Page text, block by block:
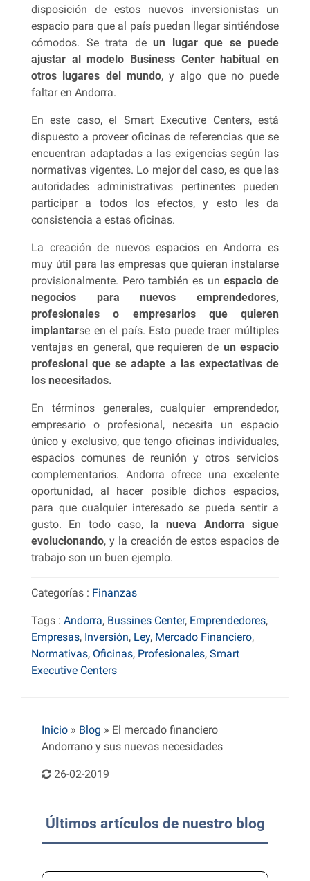
disposición de estos nuevos inversionistas un
espacio para que al país puedan llegar sintiéndose
cómodos. Se trata deun lugar que se puede
ajustar al modelo Business Center habitual en
otros lugares del mundo, y algo que no puede
faltar en Andorra.
En este caso, el Smart Executive Centers, está
dispuesto a proveer oficinas de referencias que se
encuentran adaptadas a las exigencias según las
normativas vigentes. Lo mejor del caso, es que las
autoridades administrativas pertinentes pueden
participar a todos los efectos, y esto les da
consistencia a estas oficinas.
La creación de nuevos espacios en Andorra es
muy útil para las empresas que quieran instalarse
provisionalmente. Pero también es unespacio de
negocios para nuevos emprendedores,
profesionales o empresarios que quieren
implantarse en el país. Esto puede traer múltiples
ventajas en general, que requieren de un espacio
profesional que se adapte a las expectativas de
los necesitados.
En términos generales, cualquier emprendedor,
empresario o profesional, necesita un espacio
único y exclusivo, que tengo oficinas individuales,
espacios comunes de reunión y otros servicios
complementarios. Andorra ofrece una excelente
oportunidad, al hacer posible dichos espacios,
para que cualquier interesado se pueda sentir a
gusto. En todo caso, la nueva Andorra sigue
evolucionando, y la creación de estos espacios de
trabajo son un buen ejemplo.
Categorías : Finanzas
Tags : Andorra, Bussines Center, Emprendedores,
Empresas, Inversión, Ley, Mercado Financiero,
Normativas, Oficinas, Profesionales, Smart
Executive Centers
Inicio » Blog » El mercado financiero
Andorrano y sus nuevas necesidades
26-02-2019
Últimos artículos de nuestro blog